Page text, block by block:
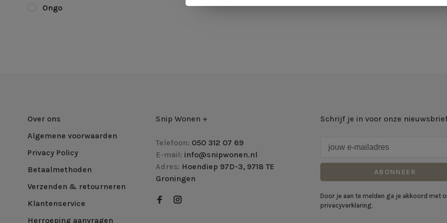
Ongo
Over ons
Algemene voorwaarden
Privacy Policy
Betaalmethoden
Verzenden & retourneren
Klantenservice
Herroeping aanvragen
Snip Wonen +
Telefoon: 050 312 07 69
E-mail: info@snipwonen.nl
Adres: Hoendiep 97D-3, 9718 TE
Groningen
Schrijf je in voor onze
ABONNEER
Door je aan te melden ga je akkoord met
privacyverklaring.